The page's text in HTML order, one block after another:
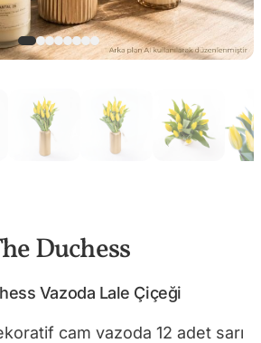
Duchess
Vazoda Lale Çiçeği
cam vazoda 12 adet sarı